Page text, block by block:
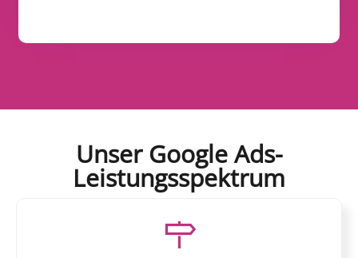
Unser Google Ads-
Leistungsspektrum